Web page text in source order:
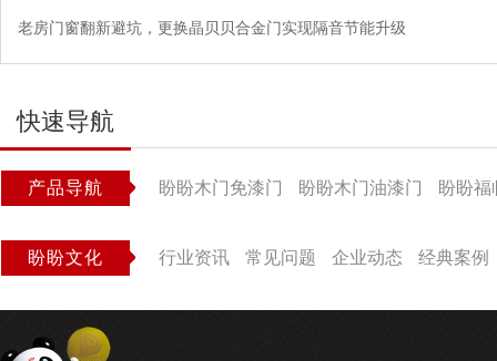
老房门窗翻新避坑，更换晶贝贝合金门实现隔音节能升级
快速导航
产品导航 盼盼木门免漆门 盼盼木门油漆门 盼盼福
盼盼文化 行业资讯 常见问题 企业动态 经典案例